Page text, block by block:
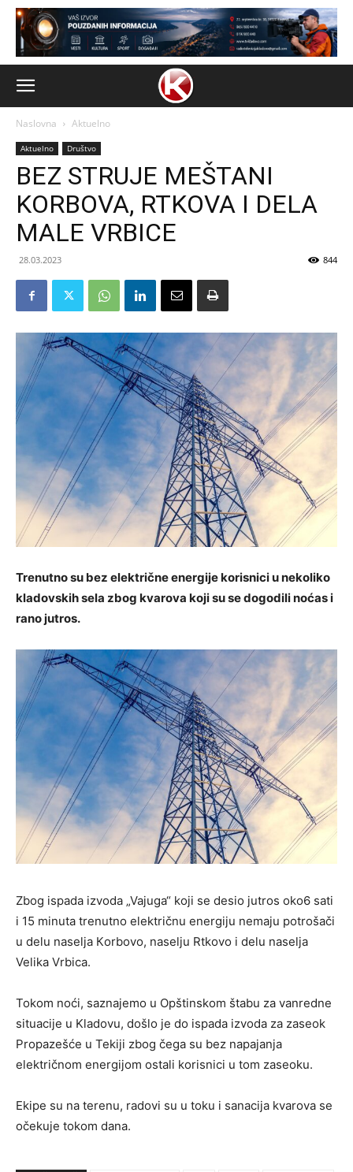
Naslovna Aktuelno
Aktuelno Društvo
BEZ STRUJE MEŠTANI
KORBOVA, RTKOVA I DELA
MALE VRBICE
28.03.2023 844
Trenutno su bez električne energije korisnici u nekoliko
kladovskih sela zbog kvarova koji su se dogodili noćas i
rano jutros.
Zbog ispada izvoda „Vajuga“ koji se desio jutros oko6 sati
i 15 minuta trenutno električnu energiju nemaju potrošači
u delu naselja Кorbovo, naselju Rtkovo i delu naselja
Velika Vrbica.
Tokom noći, saznajemo u Opštinskom štabu za vanredne
situacije u Kladovu, došlo je do ispada izvoda za zaseok
Propazešće u Tekiji zbog čega su bez napajanja
električnom energijom ostali korisnici u tom zaseoku.
Ekipe su na terenu, radovi su u toku i sanacija kvarova se
očekuje tokom dana.